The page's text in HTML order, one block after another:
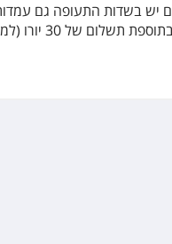
ההמראה המתוכנן, ובחלק מהיעדים יש
בחינם באופן עצמאי